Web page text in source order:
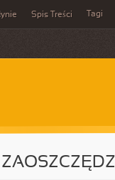
Spis Treści Tagi